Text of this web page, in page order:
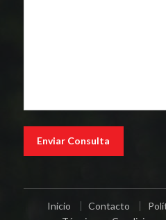
Inicio Contacto